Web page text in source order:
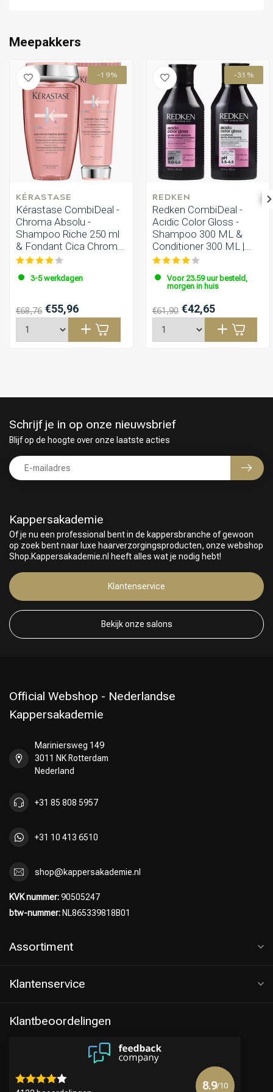
Meepakkers
-19%
KÉRASTASE
Kérastase CombiDeal -
Chroma Absolu -
Shampoo Riche 250 ml
& Fondant Cica Chroma
200 ml
3-5 werkdagen
€68,76 €55,96
-31%
REDKEN
Redken CombiDeal -
Acidic Color Gloss -
Shampoo 300 ML &
Conditioner 300 ML |
voor gekleurd haar
Voor 23.59 uur besteld,
morgen in huis
€61,90 €42,65
Kappersakademie
Of je nu een professional bent in de kappersbranche of gewoon
op zoek bent naar luxe haarverzorgingsproducten, onze webshop
Shop.Kappersakademie.nl heeft alles wat je nodig hebt!
Klantenservice
Bekijk onze salons
Schrijf je in op onze nieuwsbrief
Blijf op de hoogte over onze laatste acties
Official Webshop - Nederlandse
Kappersakademie
Mariniersweg 149
3011 NK Rotterdam
Nederland
+31 85 808 5957
+31 10 413 6510
shop@kappersakademie.nl
KVK nummer:90505247
btw-nummer: NL865339818B01
Assortiment
Klantenservice
Klantbeoordelingen
8.9/10